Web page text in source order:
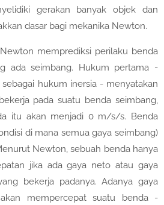
gerakan banyak objek dan
dasar bagi mekanika Newton.
memprediksi perilaku benda
ada seimbang. Hukum pertama -
hukum inersia - menyatakan
pada suatu benda seimbang,
itu akan menjadi 0 m/s/s. Benda
di mana semua gaya seimbang)
Newton, sebuah benda hanya
jika ada gaya neto atau gaya
bekerja padanya. Adanya gaya
mempercepat suatu benda -